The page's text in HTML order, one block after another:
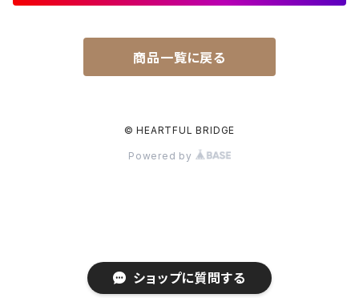
ショップに質問する
商品一覧に戻る
© HEARTFUL BRIDGE
Powered by